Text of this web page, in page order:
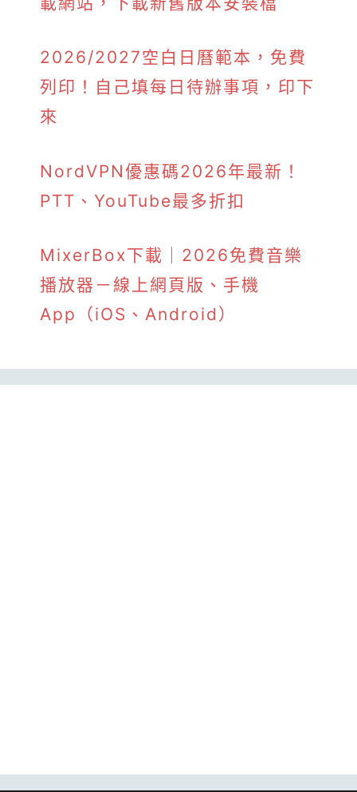
2026/2027空白日曆範本，免費
列印！自己填每日待辦事項，印下
來
NordVPN優惠碼2026年最新！
PTT、YouTube最多折扣
MixerBox下載｜2026免費音樂
播放器－線上網頁版、手機
App（iOS、Android）